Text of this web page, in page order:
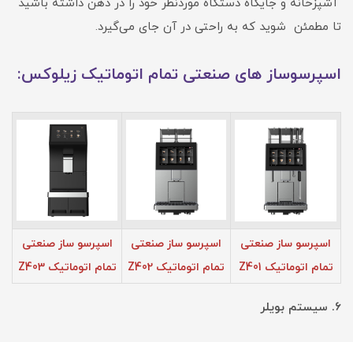
آشپزخانه و جایگاه دستگاه موردنظر خود را در ذهن داشته باشید
تا مطمئن شوید که به راحتی در آن جای می‌گیرد.
اسپرسوساز های صنعتی تمام اتوماتیک زیلوکس:
اسپرسو ساز صنعتی
تمام اتوماتیک Z401
اسپرسو ساز صنعتی
تمام اتوماتیک Z402
اسپرسو ساز صنعتی
تمام اتوماتیک Z403
۶. سیستم بویلر